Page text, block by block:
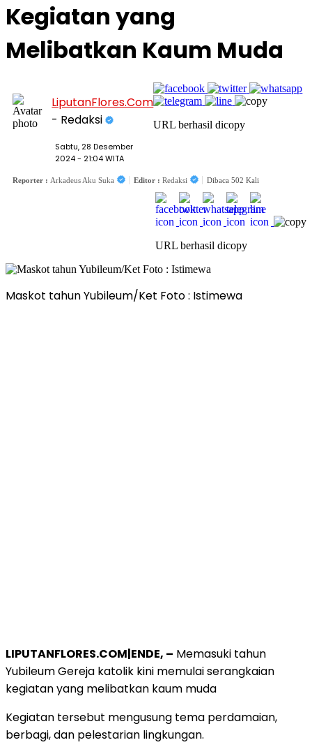
Kegiatan yang
Melibatkan Kaum Muda
LiputanFlores.Com
- Redaksi
Sabtu, 28 Desember
2024 - 21:04 WITA
URL berhasil dicopy
Reporter : Arkadeus Aku Suka Editor : Redaksi Dibaca 502 Kali
URL berhasil dicopy
Maskot tahun Yubileum/Ket Foto : Istimewa
LIPUTANFLORES.COM|ENDE, – Memasuki tahun
Yubileum Gereja katolik kini memulai serangkaian
kegiatan yang melibatkan kaum muda
Kegiatan tersebut mengusung tema perdamaian,
berbagi, dan pelestarian lingkungan.